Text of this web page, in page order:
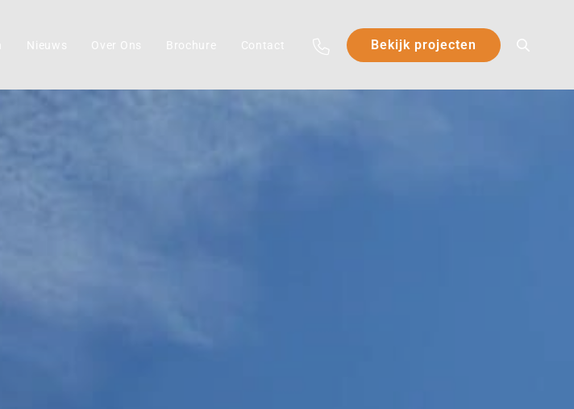
Nieuws Over Ons Brochure Contact Bekijk projecten